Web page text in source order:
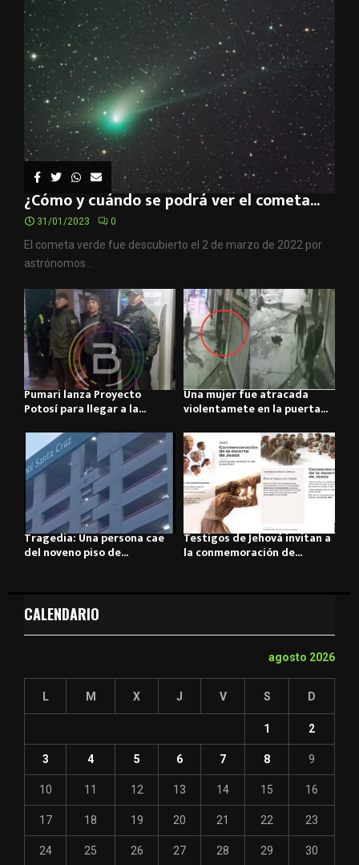
¿Cómo y cuándo se podrá ver el cometa...
31/01/2023 0
El cometa verde fue descubierto el 2 de marzo de 2022 por
astrónomos...
Pumari lanza Proyecto
Potosí para llegar a la...
Una mujer fue atracada
violentamete en la puerta...
Tragedia: Una persona cae
del noveno piso de...
Testigos de Jehová invitan a
la conmemoración de...
CALENDARIO
agosto 2026
L M X J V S D
1 2
3 4 5 6 7 8 9
10 11 12 13 14 15 16
17 18 19 20 21 22 23
24 25 26 27 28 29 30